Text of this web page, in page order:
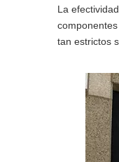
La
tan estrictos